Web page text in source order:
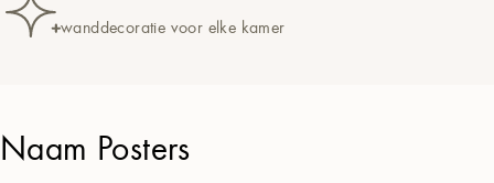
voor kersverse ouders
Naam Posters